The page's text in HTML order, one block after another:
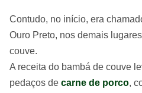
Contudo, no início, era
Ouro Preto, nos demais
couve.
A receita do bambá de couve
pedaços de carne de porco,